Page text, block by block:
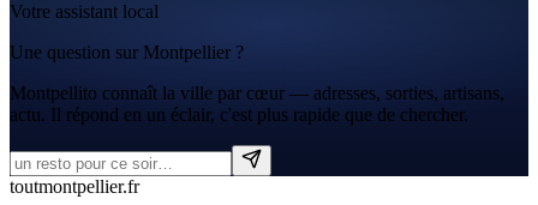
Votre assistant local
Une question sur Montpellier ?
Montpellito connaît la ville par cœur — adresses, sorties, artisans,
actu. Il répond en un éclair, c'est plus rapide que de chercher.
toutmontpellier.fr